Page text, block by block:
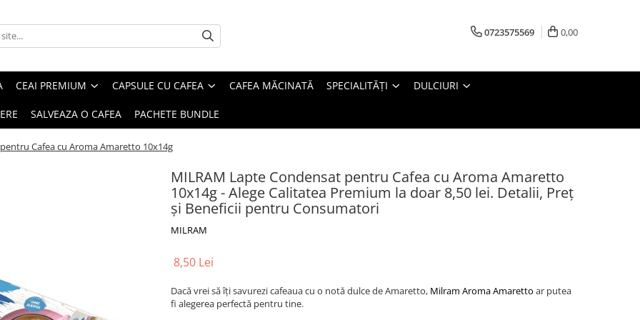
0723575569 0,00
CEAI PREMIUM CAPSULE CU CAFEA CAFEA MĂCINATĂ SPECIALITĂȚI DULCIURI
SALVEAZA O CAFEA PACHETE BUNDLE
Cafea cu Aroma Amaretto 10x14g
MILRAM Lapte Condensat pentru Cafea cu Aroma Amaretto
10x14g - Alege Calitatea Premium la doar 8,50 lei. Detalii, Preț
și Beneficii pentru Consumatori
MILRAM
8,50 Lei
Dacă vrei să îți savurezi cafeaua cu o notă dulce de Amaretto, Milram Aroma Amaretto ar putea
fi alegerea perfectă pentru tine.